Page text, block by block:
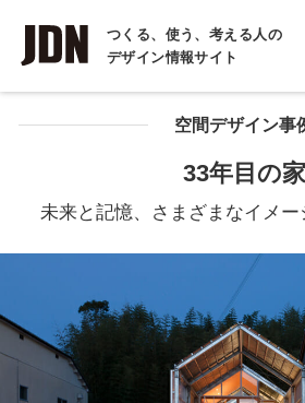
つくる、使う、考える人の
デザイン情報サイト
INTERVIEW
インタビュー
REPORT
COLUMN
空間デザイン事
33年目の家
未来と記憶、さまざまなイメー